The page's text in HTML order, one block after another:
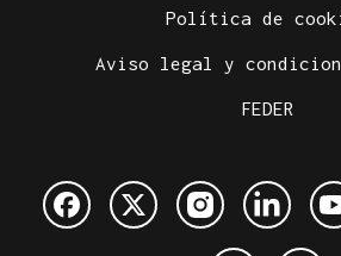
Política de
Aviso legal y
FEDER